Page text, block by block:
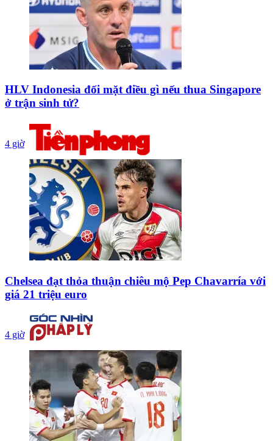
HLV Indonesia đối mặt điều gì nếu thua Singapore
ở trận sinh tử?
4 giờ
Chelsea đạt thỏa thuận chiêu mộ Pep Chavarría với
giá 21 triệu euro
4 giờ